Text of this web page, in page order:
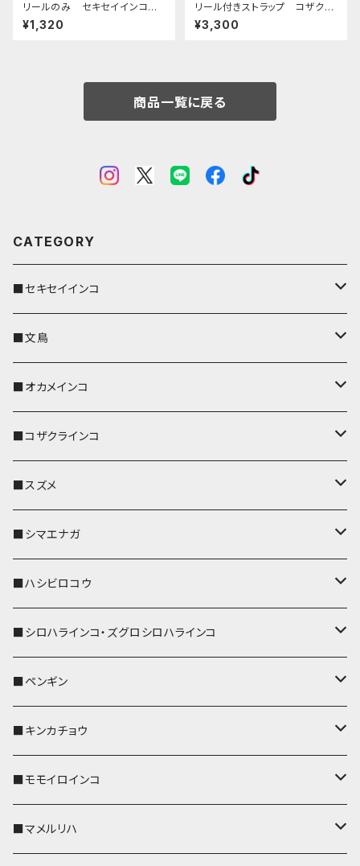
リールのみ セキセイインコ
ノーマルブルー キャメル CA
MEL せきせいいんこ
¥1,320
リール付きストラップ コザクラ
インコ ノーマル レッドブラウ
ン × キャメル こざくらいん
¥3,300
商品一覧に戻る
CATEGORY
■セキセイインコ
キーカバー
キーホルダー
パスケース
リール付きストラップ
リールのみ
ストラップ付
IDカードホルダー
キーケース
名刺入れ・カードケース
コインケース
メガネケース
ポシェット・バッグ
帆布・デニム
Apple Watchバンド
■文鳥
キーカバー
キーホルダー
パスケース
リール付きストラップ
リールのみ
ストラップ付
キーケース
名刺入れ・カードケース
メガネケース
IDカードホルダー
ポシェット・バッグ
帆布・デニム
ポーチ
■オカメインコ
キーカバー
キーホルダー
パスケース
IDカードホルダー
リール付きストラップ
リールのみ
ストラップ付
キーケース
名刺入れ・カードケース
ポシェット・バッグ
帆布・デニム
ポーチ
■コザクラインコ
キーカバー
キーホルダー
パスケース
リール付きストラップ
リールのみ
ストラップ付
メガネケース
コインケース
IDカードホルダー
ポーチ
■スズメ
キーカバー
キーホルダー
パスケース
リール付きストラップ
リールのみ
ストラップ付
IDカードホルダー
メガネケース
コインケース
■シマエナガ
キーカバー
キーホルダー
パスケース
IDカードホルダー
リール付きストラップ
リールのみ
キーケース
■ハシビロコウ
キーカバー
キーホルダー
リール付きストラップ
リールのみ
ストラップ付
レザートレイ
パスケース
■シロハラインコ・ズグロシロハラインコ
キーカバー
キーホルダー
リール付きストラップ
リールのみ
パスケース
■ペンギン
キーカバー
キーホルダー
パスケース
■キンカチョウ
キーカバー
AppleWatchバンド
■モモイロインコ
キーカバー
■マメルリハ